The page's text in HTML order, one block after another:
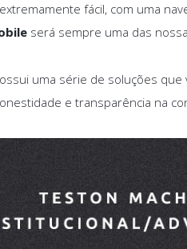
fácil, com uma
será sempre uma das
uma série de soluções
e transparência na